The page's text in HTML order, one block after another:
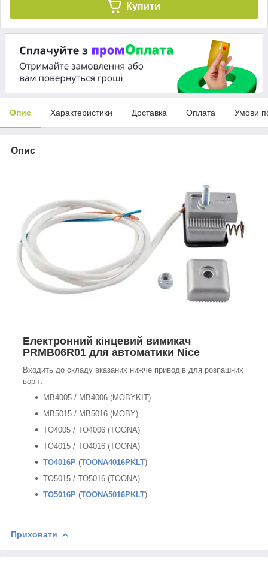
Купити
Опис Характеристики Доставка Оплата Умови
Опис
Електронний кінцевий вимикач
PRMB06R01 для автоматики Nice
Входить до складу вказаних нижче приводів для розпашних
воріт:
MB4005 / MB4006 (MOBYKIT)
MB5015 / MB5016 (MOBY)
TO4005 / TO4006 (TOONA)
TO4015 / TO4016 (TOONA)
TO4016P (TOONA4016PKLT)
TO5015 / TO5016 (TOONA)
TO5016P (TOONA5016PKLT)
Приховати